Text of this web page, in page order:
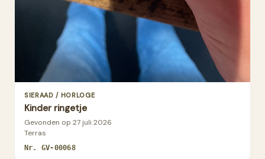
SIERAAD / HORLOGE
Kinder ringetje
Gevonden op 27 juli 2026
Terras
Nr. GV-00068